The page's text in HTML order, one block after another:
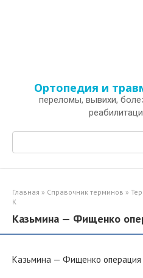
Ортопедия и
переломы, вывихи,
Поиск:
Главная » Справочник терминов »
К
Казьмина — Фищенко
Казьмина — Фищенко операция